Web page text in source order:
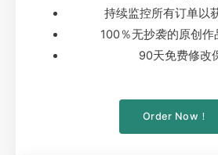
持续监控所有订单以
100％无抄袭的原创作
90天免费修改
Order Now！